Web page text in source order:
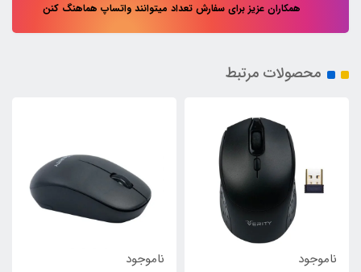
همکاران عزیز برای سفارش تعداد میتوانند واتساپ هماهنگ کنن
محصولات مرتبط
ناموجود ناموجود